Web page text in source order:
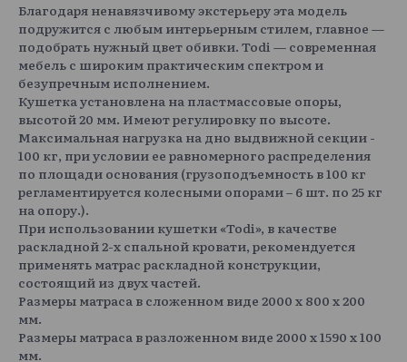
Благодаря ненавязчивому экстерьеру эта модель
подружится с любым интерьерным стилем, главное —
подобрать нужный цвет обивки. Todi — современная
мебель с широким практическим спектром и
безупречным исполнением.
Кушетка установлена на пластмассовые опоры,
высотой 20 мм. Имеют регулировку по высоте.
Максимальная нагрузка на дно выдвижной секции -
100 кг, при условии ее равномерного распределения
по площади основания (грузоподъемность в 100 кг
регламентируется колесными опорами – 6 шт. по 25 кг
на опору.).
При использовании кушетки «Todi», в качестве
раскладной 2-х спальной кровати, рекомендуется
применять матрас раскладной конструкции,
состоящий из двух частей.
Размеры матраса в сложенном виде 2000 х 800 х 200
мм.
Размеры матраса в разложенном виде 2000 х 1590 х 100
мм.